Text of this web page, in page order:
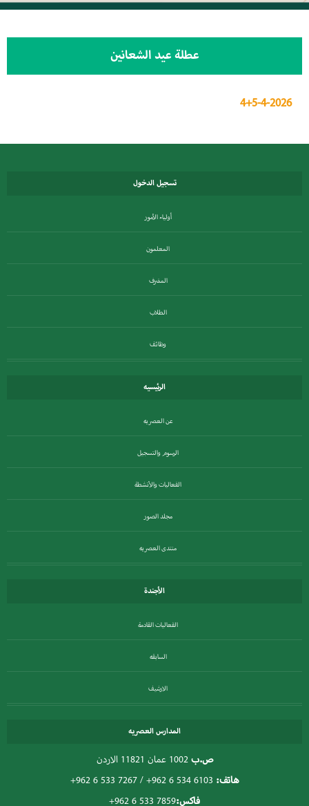
عطلة عيد الشعانين
4+5-4-2026
تسجيل الدخول
أولياء الأمور
المعلمون
المشرف
الطلاب
وظائف
الرئيسيه
عن العصريه
الرسوم والتسجيل
الفعاليات والأنشطة
مجلد الصور
منتدى العصريه
الأجندة
الفعاليات القادمة
السابقه
الارشيف
المدارس العصريه
ص.ب1002 عمان 11821 الاردن
هاتف: +962 6 534 6103
/
+962 6 533 7267
فاكس:+962 6 533 7859